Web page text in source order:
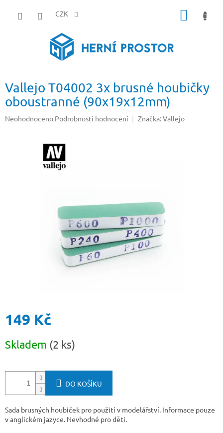
CZK
Vallejo T04002 3x brusné houbičky
oboustranné (90x19x12mm)
Průměrné
Neohodnoceno Podrobnosti hodnocení Značka:Vallejo
149 Kč
cena:
Skladem (2 ks)
DO KOŠÍKU
Sada brusných houbiček pro použití v modelářství. Informace pouze
v anglickém jazyce. Nevhodné pro děti.